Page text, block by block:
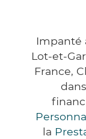
Impanté
Lot-et-
France,
la